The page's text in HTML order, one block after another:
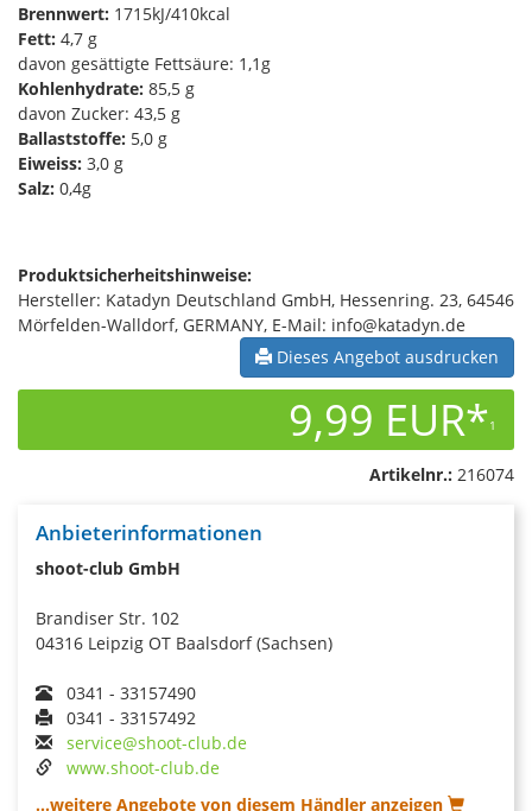
Brennwert: 1715kJ/410kcal
Fett: 4,7 g
davon gesättigte Fettsäure: 1,1g
Kohlenhydrate: 85,5 g
davon Zucker: 43,5 g
Ballaststoffe: 5,0 g
Eiweiss: 3,0 g
Salz: 0,4g
Produktsicherheitshinweise:
Hersteller: Katadyn Deutschland GmbH, Hessenring. 23, 64546
Mörfelden-Walldorf, GERMANY, E-Mail: info@katadyn.de
Dieses Angebot ausdrucken
9,99 EUR*1
Artikelnr.: 216074
Anbieterinformationen
shoot-club GmbH
Brandiser Str. 102
04316 Leipzig OT Baalsdorf (Sachsen)
0341 - 33157490
0341 - 33157492
service@shoot-club.de
www.shoot-club.de
...weitere Angebote von diesem Händler anzeigen